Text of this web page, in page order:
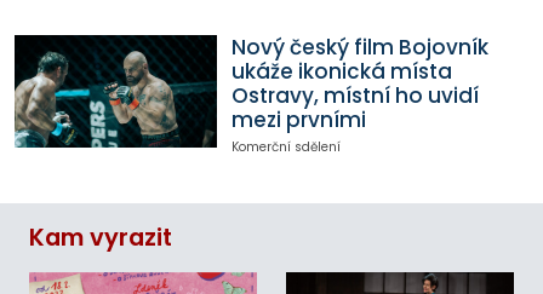
Nový český film Bojovník
ukáže ikonická místa
Ostravy, místní ho uvidí
mezi prvními
Komerční sdělení
Kam vyrazit